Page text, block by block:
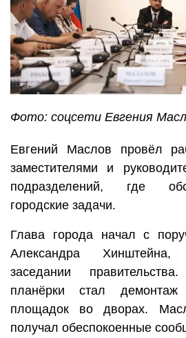
Фото: соцсети Евгения
Евгений Маслов провёл
заместителями и
подразделений, где
городские задачи.
Глава города начал с
Александра
заседании
планёрки стал демонтаж
площадок во дворах.
получал обеспокоенные